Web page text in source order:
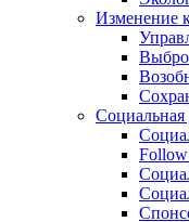
Изменение
Социальная